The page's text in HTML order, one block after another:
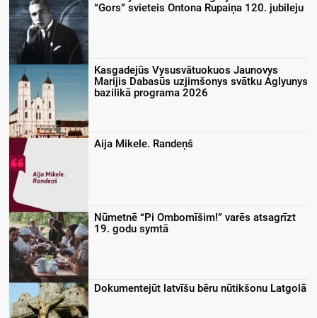
“Gors” svieteis Ontona Rupaiņa 120. jubileju
Kasgadejūs Vysusvātuokuos Jaunovys
Marijis Dabasūs uzjimšonys svātku Aglyunys
bazilikā programa 2026
Aija Mikele. Randeņš
Nūmetnē “Pi Ombomīšim!” varēs atsagrīzt
19. godu symtā
Dokumentejūt latvīšu bēru nūtikšonu Latgolā